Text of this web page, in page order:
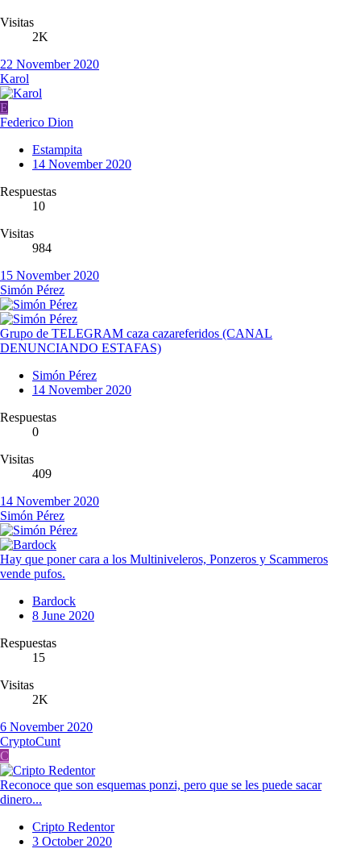
Visitas
2K
22 November 2020
Karol
E
Federico Dion
Estampita
14 November 2020
Respuestas
10
Visitas
984
15 November 2020
Simón Pérez
Grupo de TELEGRAM caza cazareferidos (CANAL
DENUNCIANDO ESTAFAS)
Simón Pérez
14 November 2020
Respuestas
0
Visitas
409
14 November 2020
Simón Pérez
Hay que poner cara a los Multiniveleros, Ponzeros y Scammeros
vende pufos.
Bardock
8 June 2020
Respuestas
15
Visitas
2K
6 November 2020
CryptoCunt
C
Reconoce que son esquemas ponzi, pero que se les puede sacar
dinero...
Cripto Redentor
3 October 2020